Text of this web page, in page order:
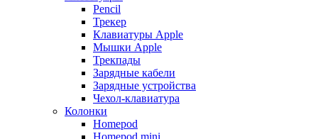
Pencil
Трекер
Клавиатуры Apple
Мышки Apple
Трекпады
Зарядные кабели
Зарядные устройства
Чехол-клавиатура
Колонки
Homepod